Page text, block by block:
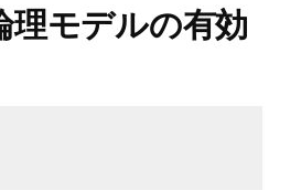
理モデルの有効